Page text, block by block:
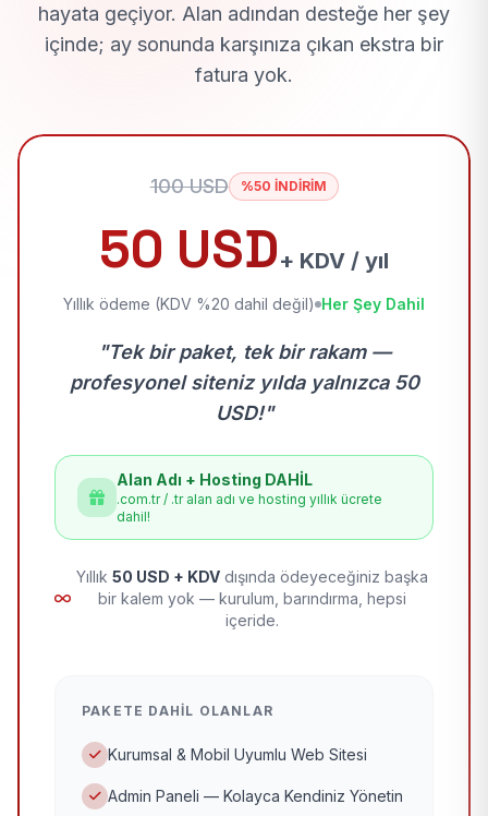
hayata geçiyor. Alan adından desteğe her şey
içinde; ay sonunda karşınıza çıkan ekstra bir
fatura yok.
100 USD %50 İNDİRİM
50 USD+ KDV / yıl
Yıllık ödeme (KDV %20 dahil değil) Her Şey Dahil
"Tek bir paket, tek bir rakam —
profesyonel siteniz yılda yalnızca 50
USD!"
Alan Adı + Hosting DAHİL
.com.tr / .tr alan adı ve hosting yıllık ücrete
dahil!
Yıllık 50 USD + KDV dışında ödeyeceğiniz başka
bir kalem yok — kurulum, barındırma, hepsi
içeride.
PAKETE DAHIL OLANLAR
Kurumsal & Mobil Uyumlu Web Sitesi
Admin Paneli — Kolayca Kendiniz Yönetin